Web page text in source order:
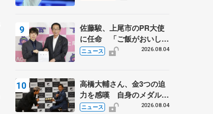
佐藤駿、上尾市のPR大使
に任命 「ご飯がおいし
く、住みやすいのが魅力」
ニュース 2026.08.04
高橋大輔さん、金3つの迫
力を感嘆 自身のメダルは
「どちらに？」 〝リス兄
ニュース 2026.08.04